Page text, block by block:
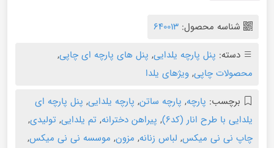
شناسه محصول: 640013
دسته: پنل پارچه یلدایی, پنل های پارچه ای چاپی,
محصولات چاپی, ویژهای یلدا
برچسب: پارچه, پارچه ساتن, پارچه یلدایی, پنل پارچه ای
یلدایی با طرح انار (کد۶) , پیراهن دخترانه, تم یلدایی, تولیدی,
چاپ نی نی میکس, لباس زنانه, مزون, موسسه نی نی میکس,